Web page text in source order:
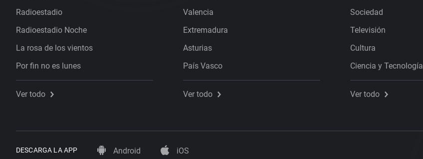
Radioestadio
Radioestadio Noche
La rosa de los vientos
Por fin no es lunes
Ver todo
Valencia
Extremadura
Asturias
País Vasco
Ver todo
Sociedad
Televisión
Cultura
Ciencia y Tecnología
Ver todo
DESCARGA LA APP Android iOS